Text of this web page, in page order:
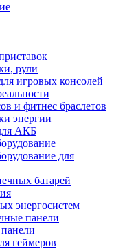
рули
игровых консолей
и фитнес браслетов
энергии
АКБ
для
батарей
энергосистем
панели
геймеров